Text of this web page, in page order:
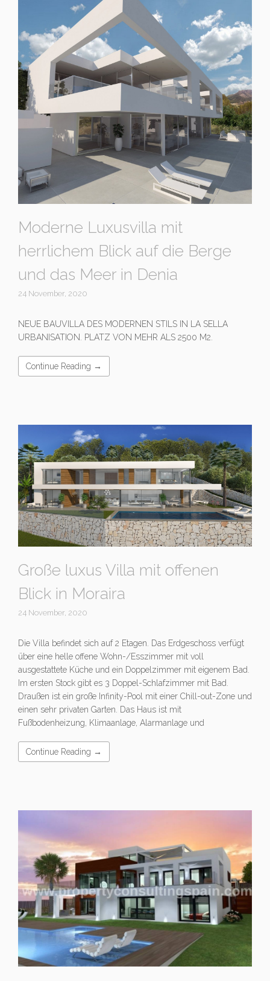
Moderne Luxusvilla mit
herrlichem Blick auf die Berge
und das Meer in Denia
24 November, 2020
NEUE BAUVILLA DES MODERNEN STILS IN LA SELLA
URBANISATION. PLATZ VON MEHR ALS 2500 M2.
Continue Reading →
Große luxus Villa mit offenen
Blick in Moraira
24 November, 2020
Die Villa befindet sich auf 2 Etagen. Das Erdgeschoss verfügt
über eine helle offene Wohn-/Esszimmer mit voll
ausgestattete Küche und ein Doppelzimmer mit eigenem Bad.
Im ersten Stock gibt es 3 Doppel-Schlafzimmer mit Bad.
Draußen ist ein große Infinity-Pool mit einer Chill-out-Zone und
einen sehr privaten Garten. Das Haus ist mit
Fußbodenheizung, Klimaanlage, Alarmanlage und
Continue Reading →